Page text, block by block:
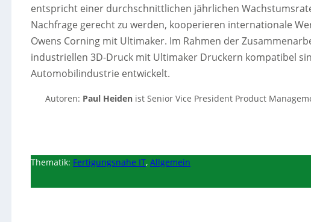
entspricht einer durchschnittlichen jährlichen
Nachfrage gerecht zu werden, kooperieren internationale
Owens Corning mit Ultimaker. Im Rahmen der
industriellen 3D-Druck mit Ultimaker Druckern kompatibel
Automobilindustrie entwickelt.
Autoren: Paul Heiden ist Senior Vice President Product
Thematik: Fertigungsnahe IT, Allgemein